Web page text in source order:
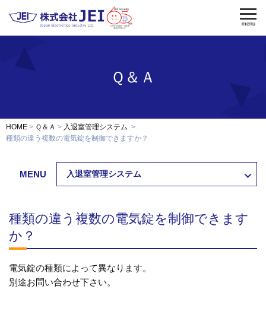
電気錠制御盤 入退室管理
修理・保守
menu
Ｑ＆Ａ
HOME Ｑ＆Ａ
入退室管理システム
種類の違う複数の電気錠を制御できますか？
MENU 入退室管理システム
種類の違う複数の電気錠を制御できます
か？
電気錠の種類によって異なります。
別途お問い合わせ下さい。